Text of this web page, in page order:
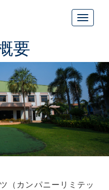
要
（カンパニーリミテッ